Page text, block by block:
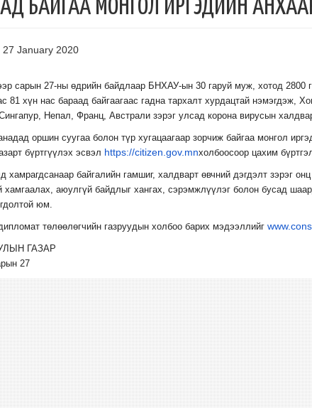
БАЙГАА МОНГОЛ ИРГЭДИЙН
27 January 2020
сарын 27-ны өдрийн байдлаар БНХАУ-ын 30 гаруй муж, хотод 2800
81 хүн нас бараад байгаагаас гадна тархалт хурдацтай нэмэгдэж,
Непал, Франц, Австрали зэрэг улсад корона вирусын
оршин суугаа болон түр хугацаагаар зорчиж байгаа монгол
бүртгүүлэх эсвэл https://citizen.gov.mnхолбоосоор цахим
хамрагдсанаар байгалийн гамшиг, халдварт өвчний дэгдэлт зэрэг
хамгаалах, аюулгүй байдлыг хангах, сэрэмжлүүлэг болон бусад
юм.
төлөөлөгчийн газруудын холбоо барих мэдээллийг
ГАЗАР
27